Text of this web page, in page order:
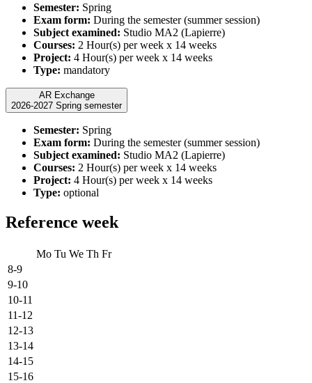
Semester: Spring
Exam form: During the semester (summer session)
Subject examined: Studio MA2 (Lapierre)
Courses: 2 Hour(s) per week x 14 weeks
Project: 4 Hour(s) per week x 14 weeks
Type: mandatory
AR Exchange
2026-2027 Spring semester
Semester: Spring
Exam form: During the semester (summer session)
Subject examined: Studio MA2 (Lapierre)
Courses: 2 Hour(s) per week x 14 weeks
Project: 4 Hour(s) per week x 14 weeks
Type: optional
Reference week
Mo Tu We Th Fr
8-9
9-10
10-11
11-12
12-13
13-14
14-15
15-16